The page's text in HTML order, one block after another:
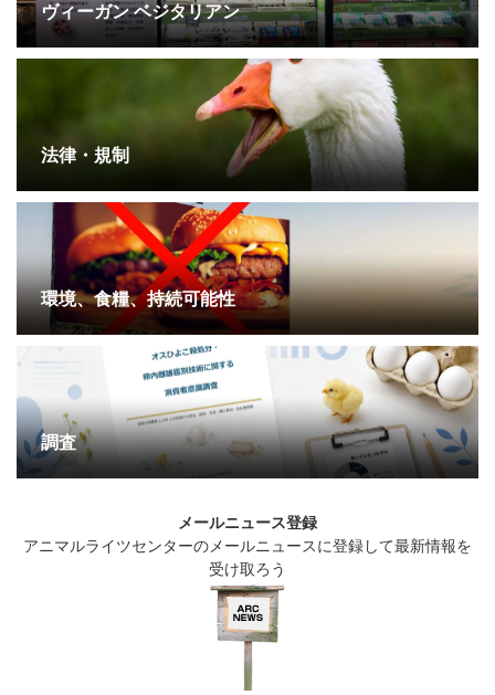
ヴィーガン ベジタリアン
法律・規制
環境、食糧、持続可能性
調査
メールニュース登録
アニマルライツセンターのメールニュースに登録して最新情報を
受け取ろう